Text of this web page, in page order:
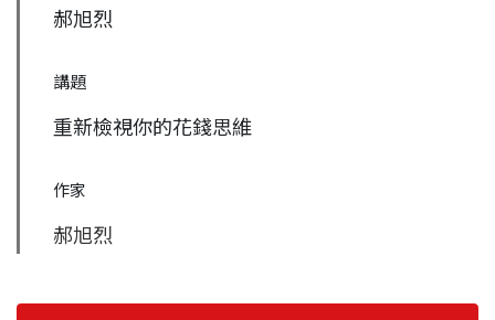
郝旭烈
講題
重新檢視你的花錢思維
作家
郝旭烈